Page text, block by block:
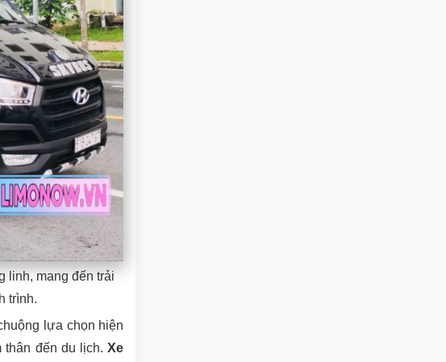
linh, mang đến trải
trình.
lựa chọn hiện
thân đến du lịch.Xe